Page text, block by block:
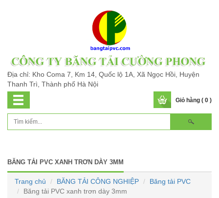
Địa chỉ: Kho Coma 7, Km 14, Quốc lộ 1A, Xã Ngọc Hồi, Huyện
Thanh Trì, Thành phố Hà Nội
Giỏ hàng ( 0 )
BĂNG TẢI PVC XANH TRƠN DÀY 3MM
Trang chủ BĂNG TẢI CÔNG NGHIỆP
Băng tải PVC
Băng tải PVC xanh trơn dày 3mm